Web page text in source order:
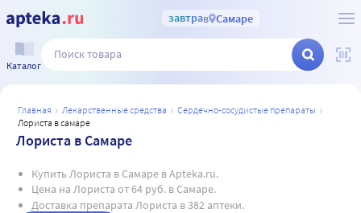
завтрав Самаре
Каталог
главная лекарственные средства
сердечно-сосудистые препараты
лориста в самаре
Лориста в Самаре
Купить Лориста в Самаре в Apteka.ru.
Цена на Лориста от 64 руб. в Самаре.
Доставка препарата Лориста в 382 аптеки.